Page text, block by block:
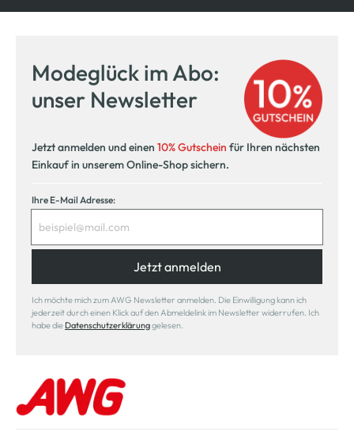
Modeglück im Abo:
unser Newsletter
Jetzt anmelden und einen 10% Gutschein für Ihren nächsten
Einkauf in unserem Online-Shop sichern.
Ihre E-Mail Adresse:
Jetzt anmelden
Ich möchte mich zum AWG Newsletter anmelden. Die Einwilligung kann ich
jederzeit durch einen Klick auf den Abmeldelink im Newsletter widerrufen. Ich
habe die Datenschutzerklärunggelesen.